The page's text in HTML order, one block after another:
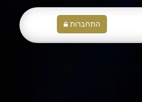
התחברות